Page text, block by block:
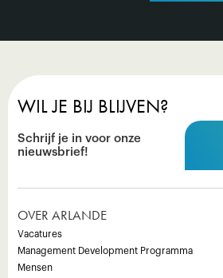
WIL JE BIJ BLIJVEN?
Schrijf je in voor onze
nieuwsbrief!
OVER ARLANDE
Vacatures
Management Development Programma
Mensen